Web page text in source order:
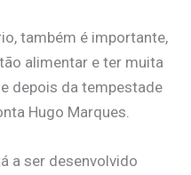
também é importante,
alimentar e ter muita
depois da tempestade
Hugo Marques.
a ser desenvolvido